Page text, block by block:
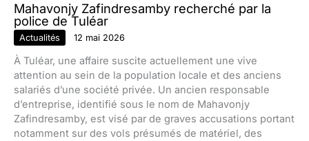
Mahavonjy Zafindresamby recherché par la
police de Tuléar
Actualités 12 mai 2026
À Tuléar, une affaire suscite actuellement une vive
attention au sein de la population locale et des anciens
salariés d’une société privée. Un ancien responsable
d’entreprise, identifié sous le nom de Mahavonjy
Zafindresamby, est visé par de graves accusations portant
notamment sur des vols présumés de matériel, des